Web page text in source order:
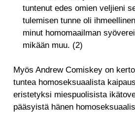
tuntenut edes omien veljieni
tulemisen tunne oli
minut homomaailman
mikään muu. (2)
Myös Andrew Comiskey on
tuntea homoseksuaalista
eristetyksi miespuolisista
pääsyistä hänen